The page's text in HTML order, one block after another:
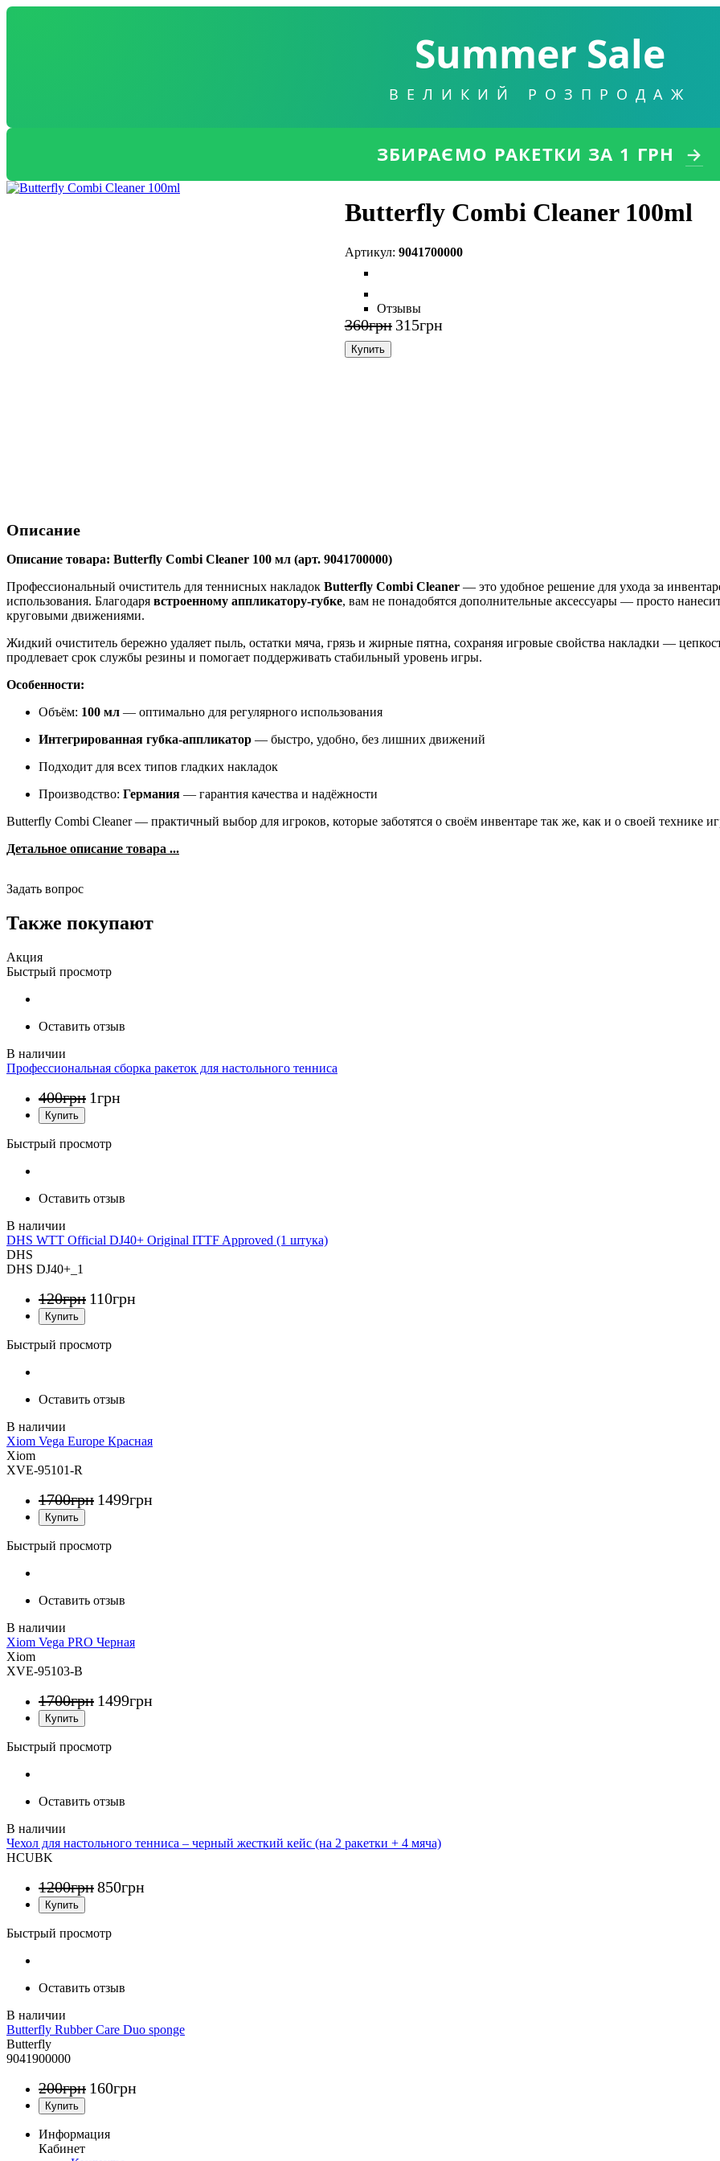
Summer Sale
ВЕЛИКИЙ РОЗПРОДАЖ
ЗБИРАЄМО РАКЕТКИ ЗА 1 ГРН →
Butterfly Combi Cleaner 100ml
9041700000
Отзывы
360грн 315грн
Купить
Описание
Описание товара: Butterfly Combi Cleaner 100 мл (арт. 9041700000)
Профессиональный очиститель для теннисных накладок Butterfly Combi Cleaner — это удобное решение для ухода за
использования. Благодаря встроенному аппликатору-губке, вам не понадобятся дополнительные аксессуары — просто
круговыми движениями.
Жидкий очиститель бережно удаляет пыль, остатки мяча, грязь и жирные пятна, сохраняя игровые свойства накладки —
продлевает срок службы резины и помогает поддерживать стабильный уровень игры.
Особенности:
Объём: 100 мл — оптимально для регулярного использования
Интегрированная губка-аппликатор — быстро, удобно, без лишних движений
Подходит для всех типов гладких накладок
Производство: Германия — гарантия качества и надёжности
Butterfly Combi Cleaner — практичный выбор для игроков, которые заботятся о своём инвентаре так же, как и о своей технике
Детальное описание товара ...
Задать вопрос
Также покупают
Акция
Быстрый просмотр
Оставить отзыв
Профессиональная сборка ракеток для настольного тенниса
400грн 1грн
Быстрый просмотр
Оставить отзыв
DHS WTT Official DJ40+ Original ITTF Approved (1 штука)
DHS
DHS DJ40+_1
120грн 110грн
Быстрый просмотр
Оставить отзыв
Xiom Vega Europe Красная
Xiom
XVE-95101-R
1700грн 1499грн
Быстрый просмотр
Оставить отзыв
Xiom Vega PRO Черная
Xiom
XVE-95103-B
1700грн 1499грн
Быстрый просмотр
Оставить отзыв
Чехол для настольного тенниса – черный жесткий кейс (на 2 ракетки + 4 мяча)
HCUBK
1200грн850грн
Быстрый просмотр
Оставить отзыв
Butterfly Rubber Care Duo sponge
Butterfly
9041900000
200грн 160грн
Информация
Кабинет